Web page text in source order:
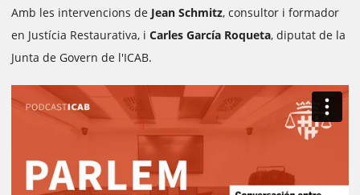
Amb les intervencions de Jean Schmitz, consultor i formador
en Justícia Restaurativa, i Carles García Roqueta, diputat de la
Junta de Govern de l'ICAB.